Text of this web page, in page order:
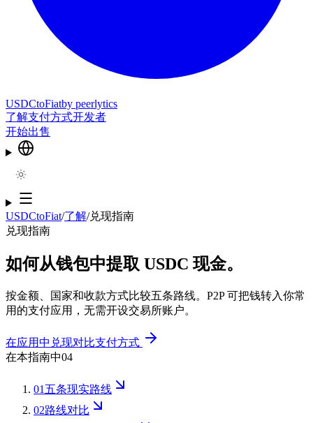
USDCtoFiatby peerlytics
了解支付方式开发者
开始出售
USDCtoFiat/了解/兑现指南
兑现指南
如何从钱包中提取 USDC 现金。
按金额、国家和收款方式比较五条路线。P2P 可把钱转入你常
用的支付应用，无需开设交易所账户。
在应用中兑现对比支付方式
在本指南中04
01 五条现实路线
02路线对比